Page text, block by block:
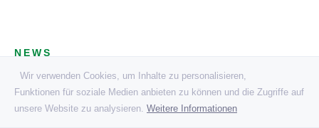
Wir verwenden Cookies, um Inhalte zu personalisieren,
Funktionen für soziale Medien anbieten zu können und die Zugriffe auf
unsere Website zu analysieren. Weitere Informationen
NEWS
News Variante 1